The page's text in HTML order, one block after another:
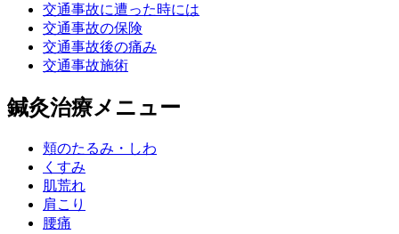
交通事故に遭った時には
交通事故の保険
交通事故後の痛み
交通事故施術
鍼灸治療メニュー
頬のたるみ・しわ
くすみ
肌荒れ
肩こり
腰痛